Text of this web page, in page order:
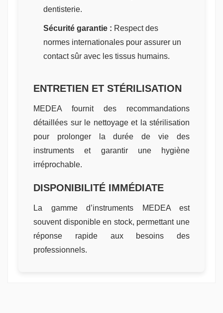
dentisterie.
Sécurité garantie : Respect des
normes internationales pour assurer un
contact sûr avec les tissus humains.
ENTRETIEN ET STÉRILISATION
MEDEA fournit des recommandations
détaillées sur le nettoyage et la stérilisation
pour prolonger la durée de vie des
instruments et garantir une hygiène
irréprochable.
DISPONIBILITÉ IMMÉDIATE
La gamme d’instruments MEDEA est
souvent disponible en stock, permettant une
réponse rapide aux besoins des
professionnels.